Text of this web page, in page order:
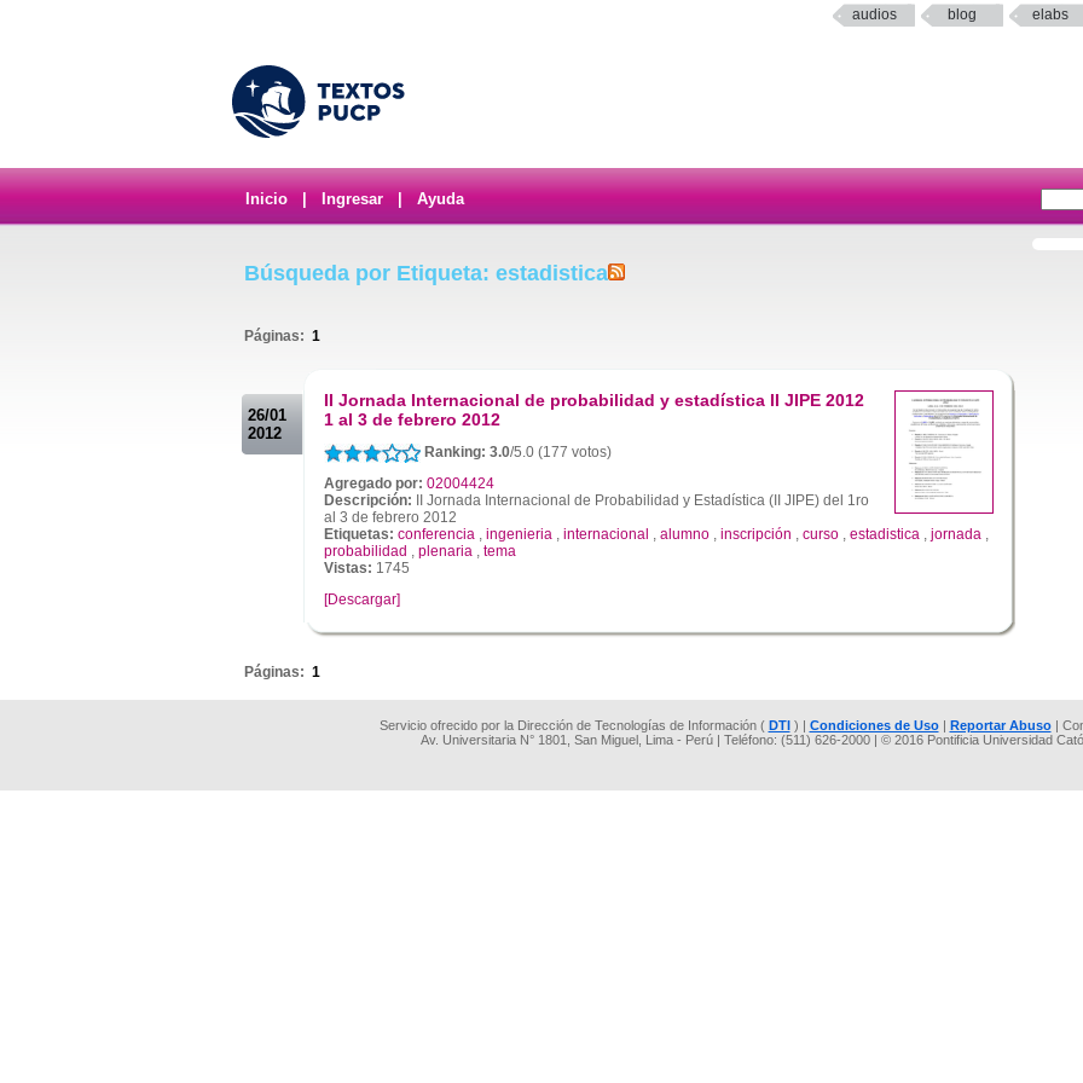
audios blog elabs
Inicio Ingresar Ayuda
Búsqueda por Etiqueta: estadistica
Páginas: 1
26/01
2012
II Jornada Internacional de probabilidad y estadística II JIPE 2012
1 al 3 de febrero 2012
Ranking: 3.0/5.0 (177 votos)
Agregado por: 02004424
Descripción: II Jornada Internacional de Probabilidad y Estadística (II JIPE) del 1ro
al 3 de febrero 2012
Etiquetas: conferencia , ingenieria , internacional , alumno , inscripción , curso , estadistica , jornada ,
probabilidad , plenaria , tema
Vistas: 1745
[Descargar]
Páginas: 1
Servicio ofrecido por la Dirección de Tecnologías de Información ( DTI) | Condiciones de Uso| Reportar Abuso|
Av. Universitaria N° 1801, San Miguel, Lima - Perú | Teléfono: (511) 626-2000 | © 2016 Pontificia Universidad